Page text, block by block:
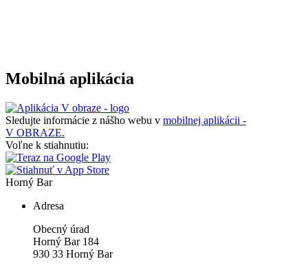
Mobilná aplikácia
Sledujte informácie z nášho webu v mobilnej aplikácii -
V OBRAZE.
Voľne k stiahnutiu:
Horný Bar
Adresa
Obecný úrad
Horný Bar 184
930 33 Horný Bar